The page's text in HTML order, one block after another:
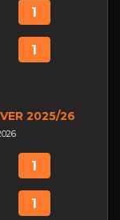
1
1
2025/26
1
1